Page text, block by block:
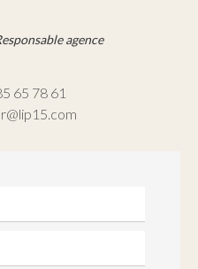
agence
65 78 61